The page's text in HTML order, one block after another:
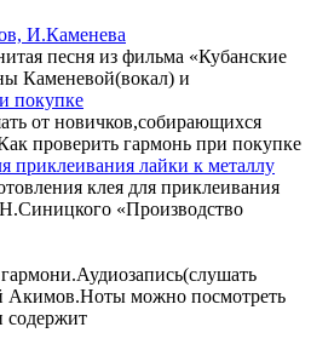
И.Каменева
песня из фильма «Кубанские
Каменевой(вокал) и
покупке
от новичков,собирающихся
проверить гармонь при покупке
приклеивания лайки к металлу
клея для приклеивания
«Производство
Акимов.Ноты можно посмотреть
содержит